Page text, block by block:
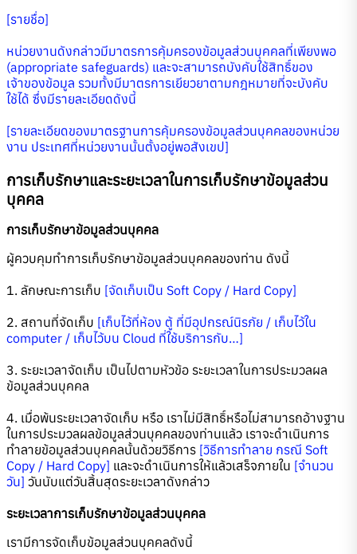
[รายชื่อ]
หน่วยงานดังกล่าวมีมาตรการคุ้มครองข้อมูลส่วนบุคคลที่เพียงพอ
(appropriate safeguards) และจะสามารถบังคับใช้สิทธิ์ของ
เจ้าของข้อมูล รวมทั้งมีมาตรการเยียวยาตามกฎหมายที่จะบังคับ
ใช้ได้ ซึ่งมีรายละเอียดดังนี้
[รายละเอียดของมาตรฐานการคุ้มครองข้อมูลส่วนบุคคลของหน่วย
งาน ประเทศที่หน่วยงานนั้นตั้งอยู่พอสังเขป]
การเก็บรักษาและระยะเวลาในการเก็บรักษาข้อมูลส่วน
บุคคล
การเก็บรักษาข้อมูลส่วนบุคคล
ผู้ควบคุมทำการเก็บรักษาข้อมูลส่วนบุคคลของท่าน ดังนี้
1. ลักษณะการเก็บ [จัดเก็บเป็น Soft Copy / Hard Copy]
2. สถานที่จัดเก็บ [เก็บไว้ที่ห้อง ตู้ ที่มีอุปกรณ์นิรภัย / เก็บไว้ใน
computer / เก็บไว้บน Cloud ที่ใช้บริการกับ…]
3. ระยะเวลาจัดเก็บ เป็นไปตามหัวข้อ ระยะเวลาในการประมวลผล
ข้อมูลส่วนบุคคล
4. เมื่อพ้นระยะเวลาจัดเก็บ หรือ เราไม่มีสิทธิ์หรือไม่สามารถอ้างฐาน
ในการประมวลผลข้อมูลส่วนบุคคลของท่านแล้ว เราจะดำเนินการ
ทำลายข้อมูลส่วนบุคคลนั้นด้วยวิธีการ [วิธีการทำลาย กรณี Soft
Copy / Hard Copy] และจะดำเนินการให้แล้วเสร็จภายใน [จำนวน
วัน] วันนับแต่วันสิ้นสุดระยะเวลาดังกล่าว
ระยะเวลาการเก็บรักษาข้อมูลส่วนบุคคล
เรามีการจัดเก็บข้อมูลส่วนบุคคลดังนี้